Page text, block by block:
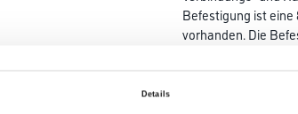
Details
Befestigung ist
vorhanden. Die